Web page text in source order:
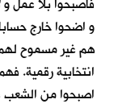
و اضحوا خارج
هم غير مسموح
انتخابية رقمية.
اصبحوا من الشعب